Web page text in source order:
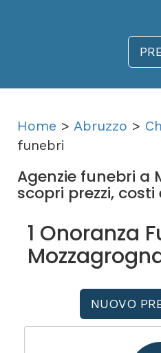
Home > Abruzzo >
funebri
Agenzie funebri a
scopri prezzi,
1 Onoranza
NUOVO